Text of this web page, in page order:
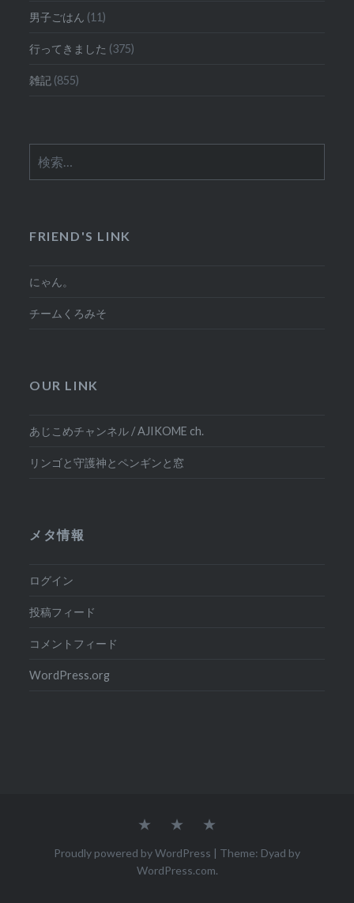
男子ごはん (11)
行ってきました (375)
雑記 (855)
索:
FRIEND'S LINK
にゃん。
チームくろみそ
OUR LINK
あじこめチャンネル / AJIKOME ch.
リンゴと守護神とペンギンと窓
メタ情報
ログイン
投稿フィード
コメントフィード
WordPress.org
Home Dai
Ai
Proudly powered by WordPress | Theme: Dyad by
WordPress.com.